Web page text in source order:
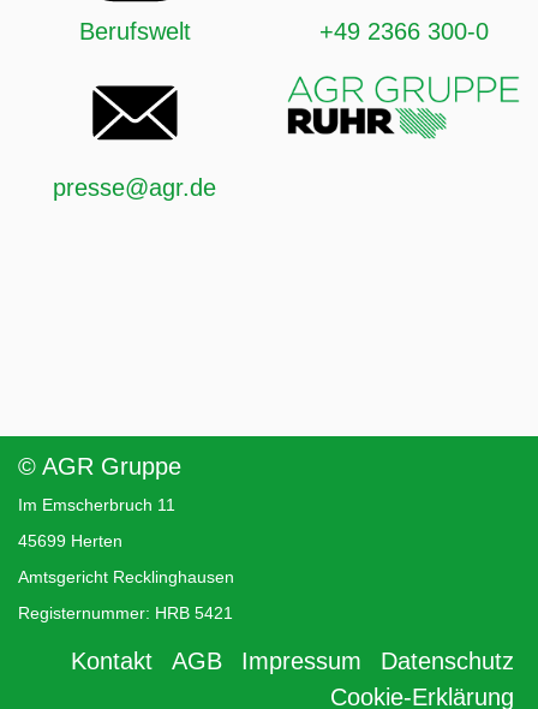
Berufswelt +49 2366 300-0
presse@agr.de
© AGR Gruppe
Im Emscherbruch 11
45699 Herten
Amtsgericht Recklinghausen
Registernummer: HRB 5421
Kontakt AGB Impressum
Datenschutz
Cookie-Erklärung